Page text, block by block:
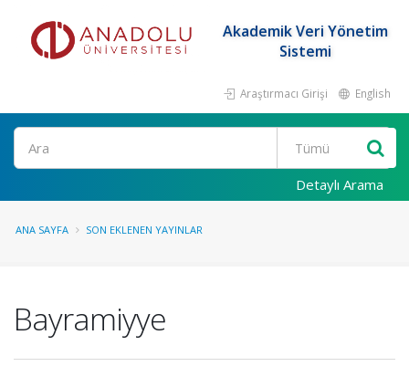
Akademik Veri Yönetim
Sistemi
Araştırmacı Girişi English
Ara
Detaylı Arama
ANA SAYFA SON EKLENEN YAYINLAR
Bayramiyye